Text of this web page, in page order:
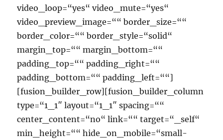
video_loop=“yes“ video_mute=“yes“
video_preview_image=““ border_size=““
border_color=““ border_style=“solid“
margin_top=““ margin_bottom=““
padding_top=““ padding_right=““
padding_bottom=““ padding_left=““]
[fusion_builder_row][fusion_builder_column
type=“1_1″ layout=“1_1″ spacing=““
center_content=“no“ link=““ target=“_self“
min_height=““ hide_on_mobile=“small-